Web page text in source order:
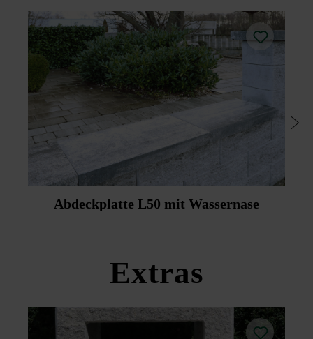
Aufgrund der einzigartigen Bauweise können Außen- und
Innenseiten von Zäunen und Mauern farblich
unterschiedlich gestaltet werden.
Für den platin-schattierten Zaunstein steht die Abdeckplatte
in Platin dunkel zur Verfügung und für den silbergrau-
nuancierten Zaunstein die Abdeckplatte in Platin mittel
(Abdeckplatte nicht in Platin-schattiert und Silbergrau-
nuanciert erhältlich).
Um die Reinigung zu erleichtern, empfehlen Friedl
Steinwerke die nachträgliche Imprägnierung mittels
Duoprotect DP30 (Mitlieferung gegen Aufpreis möglich).
Abdeckplatte L50 mit Wassernase
Extras